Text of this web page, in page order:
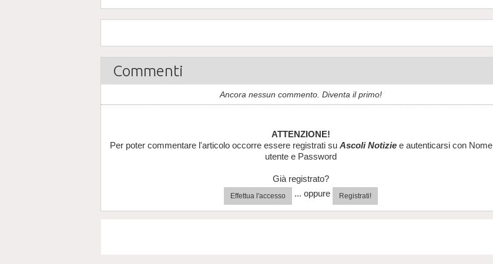
Commenti
Ancora nessun commento. Diventa il primo!
ATTENZIONE!
Per poter commentare l'articolo occorre essere registrati su Ascoli Notiziee autenticarsi con Nome
utente e Password
Già registrato?
Effettua l'accesso ... oppure Registrati!